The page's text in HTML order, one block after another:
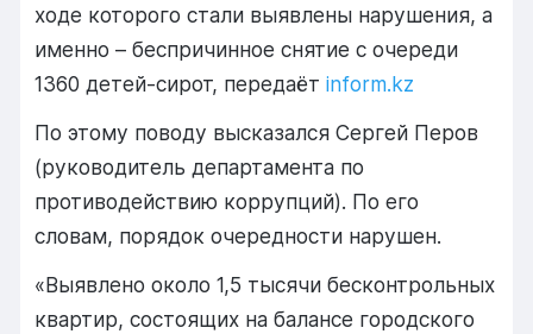
ходе которого стали выявлены нарушения, а
именно – беспричинное снятие с очереди
1360 детей-сирот, передаётinform.kz
По этому поводу высказался Сергей Перов
(руководитель департамента по
противодействию коррупций). По его
словам, порядок очередности нарушен.
«Выявлено около 1,5 тысячи бесконтрольных
квартир, состоящих на балансе городского